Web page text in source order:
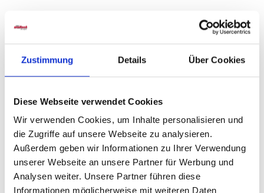
Zustimmung Details Über Cookies
Diese Webseite verwendet Cookies
Wir verwenden Cookies, um Inhalte personalisieren und
die Zugriffe auf unsere Webseite zu analysieren.
Außerdem geben wir Informationen zu Ihrer Verwendung
unserer Webseite an unsere Partner für Werbung und
Analysen weiter. Unsere Partner führen diese
Informationen möglicherweise mit weiteren Daten
Tiefe
ca. 23 cm
Farbe
Weiß